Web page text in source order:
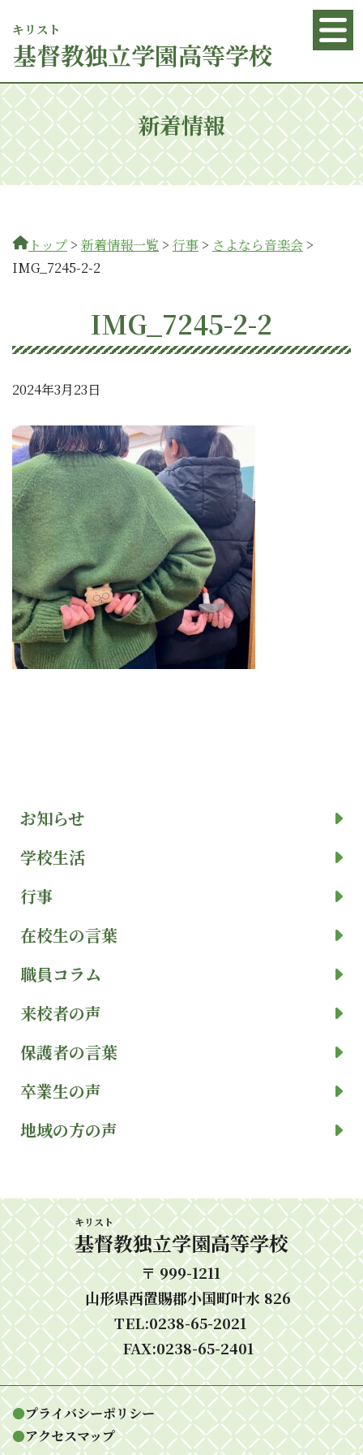
基督
キリスト
教独立学園高等学校
新着情報
お知らせ
学校生活
行事
在校生の言葉
職員コラム
来校者の声
保護者の言葉
卒業生の声
地域の方の声
トップ > 新着情報一覧 > 行事 > さよなら音楽会 >
IMG_7245-2-2
IMG_7245-2-2
2024年3月23日
基督
キリスト
教独立学園高等学校
〒 999-1211
山形県西置賜郡小国町叶水 826
TEL:0238-65-2021
FAX:0238-65-2401
●プライバシーポリシー
●アクセスマップ